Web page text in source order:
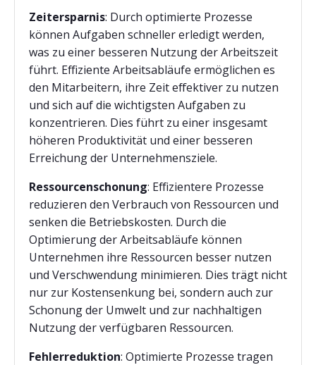
Zeitersparnis: Durch optimierte Prozesse
können Aufgaben schneller erledigt werden,
was zu einer besseren Nutzung der Arbeitszeit
führt. Effiziente Arbeitsabläufe ermöglichen es
den Mitarbeitern, ihre Zeit effektiver zu nutzen
und sich auf die wichtigsten Aufgaben zu
konzentrieren. Dies führt zu einer insgesamt
höheren Produktivität und einer besseren
Erreichung der Unternehmensziele.
Ressourcenschonung: Effizientere Prozesse
reduzieren den Verbrauch von Ressourcen und
senken die Betriebskosten. Durch die
Optimierung der Arbeitsabläufe können
Unternehmen ihre Ressourcen besser nutzen
und Verschwendung minimieren. Dies trägt nicht
nur zur Kostensenkung bei, sondern auch zur
Schonung der Umwelt und zur nachhaltigen
Nutzung der verfügbaren Ressourcen.
Fehlerreduktion: Optimierte Prozesse tragen